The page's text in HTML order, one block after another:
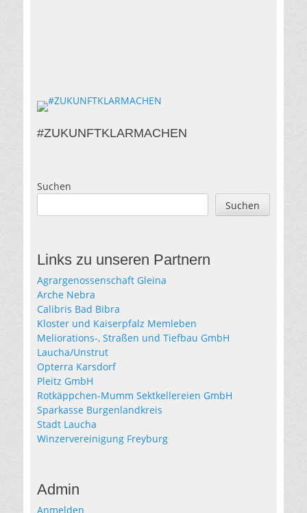
#ZUKUNFTKLARMACHEN
Suchen
Suchen
Links zu unseren Partnern
Agrargenossenschaft Gleina
Arche Nebra
Calibris Bad Bibra
Kloster und Kaiserpfalz Memleben
Meliorations-, Straßen und Tiefbau GmbH
Laucha/Unstrut
Opterra Karsdorf
Pleitz GmbH
Rotkäppchen-Mumm Sektkellereien GmbH
Sparkasse Burgenlandkreis
Stadt Laucha
Winzervereinigung Freyburg
Admin
Anmelden